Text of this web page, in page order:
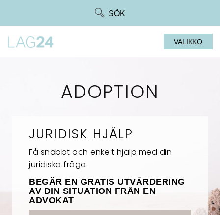
SÖK
VALIKKO
ADOPTION
JURIDISK HJÄLP
Få snabbt och enkelt hjälp med din
juridiska fråga.
BEGÄR EN GRATIS UTVÄRDERING
AV DIN SITUATION FRÅN EN
ADVOKAT